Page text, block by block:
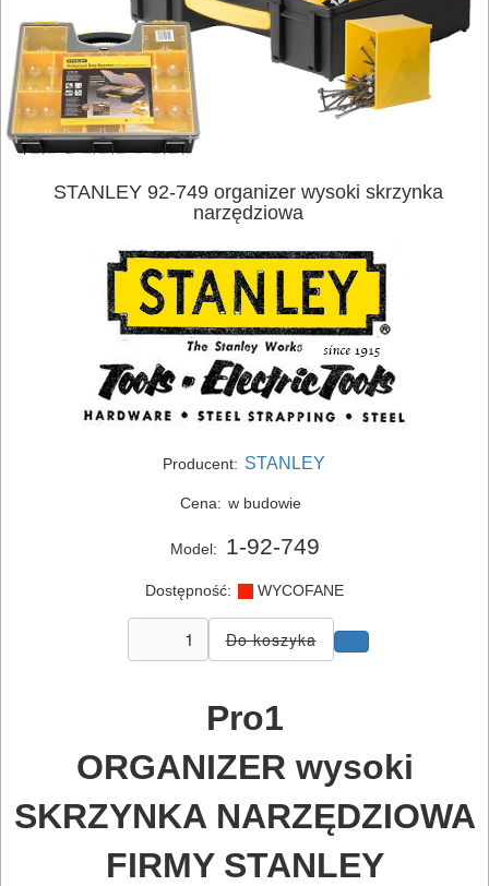
ELEKTRONARZĘDZIA
SIECIOWE
ELEKTRONARZĘDZIA
AKUMULATOROWE
OSPRZĘT
ELEKTRONARZĘDZI
MAGAZYNOWANIE
TRANSPORTOWANIE
BUDOWLANE
I
ELEKTRY..
STANLEY 92-749 organizer wysoki skrzynka
narzędziowa
Producent: STANLEY
Cena: w budowie
Model: 1-92-749
Dostępność: WYCOFANE
Pro1
ORGANIZER wysoki
SKRZYNKA NARZĘDZIOWA
FIRMY STANLEY